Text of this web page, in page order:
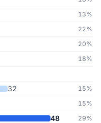
13%
22%
20%
18%
32 15%
15%
48 29%